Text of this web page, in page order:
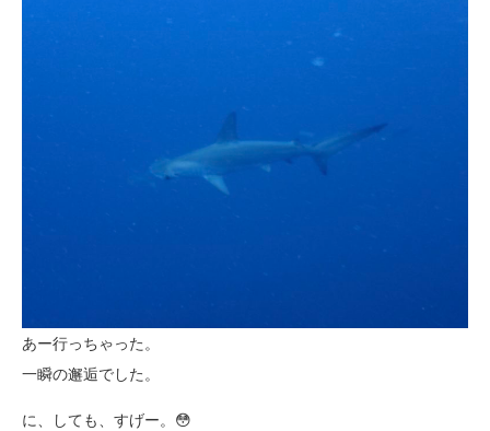
あー行っちゃった。
一瞬の邂逅でした。
に、しても、すげー。😳